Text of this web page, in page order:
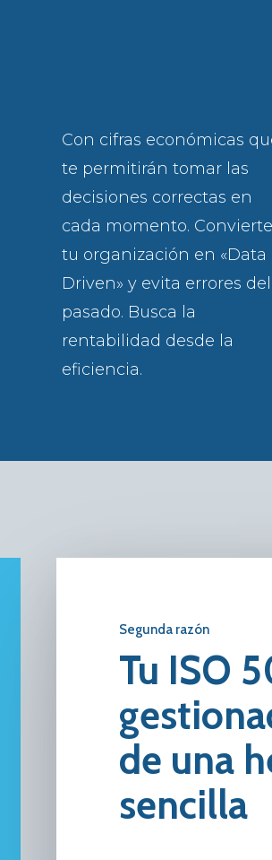
Con cifras económicas
te permitirán tomar las
decisiones correctas en
cada momento. Convierte
tu organización en «Data
Driven» y evita errores del
pasado. Busca la
rentabilidad desde la
eficiencia.
Segunda razón
Tu ISO
de una
sencilla